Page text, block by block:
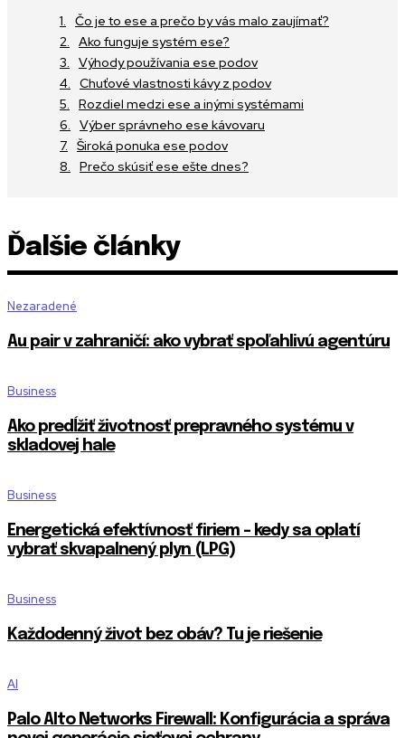
Čo je to ese a prečo by vás malo zaujímať?
Ako funguje systém ese?
Výhody používania ese podov
Chuťové vlastnosti kávy z podov
Rozdiel medzi ese a inými systémami
Výber správneho ese kávovaru
Široká ponuka ese podov
Prečo skúsiť ese ešte dnes?
Ďalšie články
Nezaradené
Au pair v zahraničí: ako vybrať spoľahlivú agentúru
Business
Ako predĺžiť životnosť prepravného systému v
skladovej hale
Business
Energetická efektívnosť firiem – kedy sa oplatí
vybrať skvapalnený plyn (LPG)
Business
Každodenný život bez obáv? Tu je riešenie
AI
Palo Alto Networks Firewall: Konfigurácia a správa